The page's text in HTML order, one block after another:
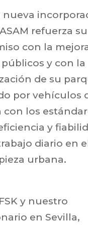
nueva
refuerza su
con la
y con la
de su
por vehículos
los
y
diario en
urbana.
y nuestro
en Sevilla,